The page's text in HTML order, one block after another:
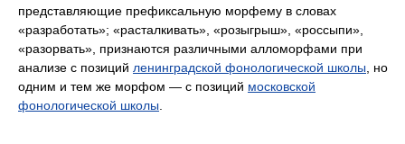
представляющие префиксальную морфему в словах
«разработать»; «расталкивать», «розыгрыш», «россыпи»,
«разорвать», признаются различными алломорфами при
анализе с позиций ленинградской фонологической школы , но
одним и тем же морфом — с позиций московской
фонологической школы